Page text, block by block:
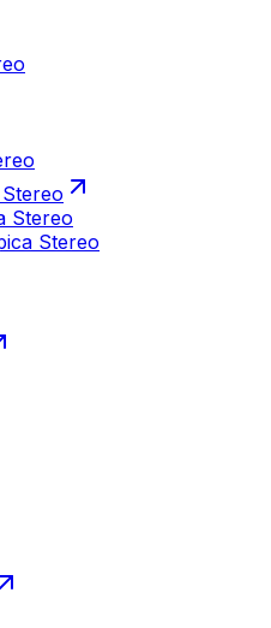
Stereo
Stereo